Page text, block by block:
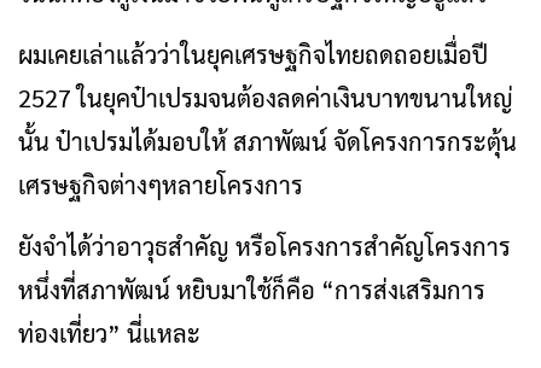
ผมเคยเล่าแล้วว่าในยุคเศรษฐกิจไทยถดถอยเมื่อปี
2527 ในยุคป๋าเปรมจนต้องลดค่าเงินบาทขนานใหญ่
นั้น ป๋าเปรมได้มอบให้ สภาพัฒน์ จัดโครงการกระตุ้น
เศรษฐกิจต่างๆหลายโครงการ
ยังจำได้ว่าอาวุธสำคัญ หรือโครงการสำคัญโครงการ
หนึ่งที่สภาพัฒน์ หยิบมาใช้ก็คือ “การส่งเสริมการ
ท่องเที่ยว” นี่แหละ